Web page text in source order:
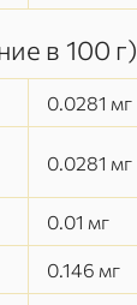
в 100 г)
0.0281 мг
0.0281 мг
0.01 мг
0.146 мг